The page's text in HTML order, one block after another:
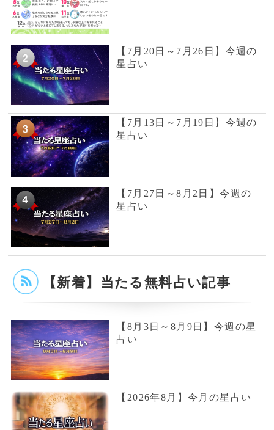
満月で読む天空模様☆2026年
7月分
【7月13日～7月19日】今週の
星占い
【7月6日～7月12日】今週の
星占い
【2026年7月】今月の星占い
【2026年7月】ミシェル・メ
イ・美菜子先生の今月の12星
座占い
もっと見る>>
当たる占い師ランキング
銀座の母
厳しくも暖かい鑑
定で、相談者を真
っ直ぐに導きま
す。
占い師サイト :銀座の母◇開運姓名